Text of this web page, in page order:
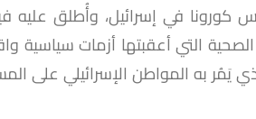
التي أعقبتها أزمات سياسية